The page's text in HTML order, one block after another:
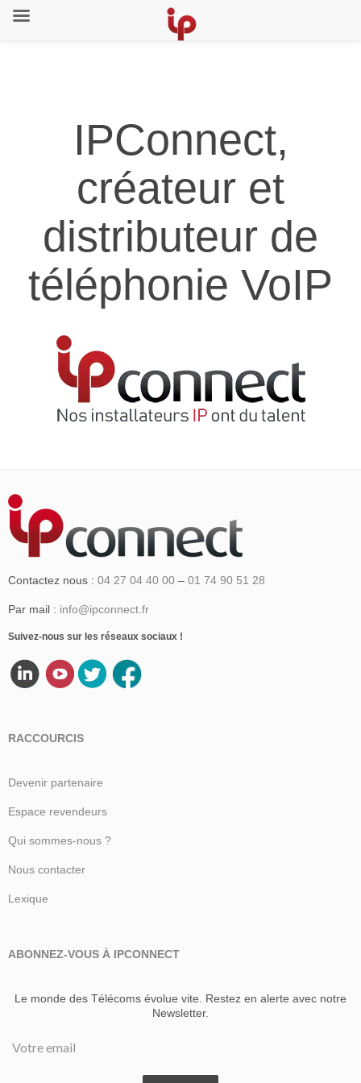
IPConnect,
créateur et
distributeur de
téléphonie VoIP
Contactez nous : 04 27 04 40 00 – 01 74 90 51 28
Par mail : info@ipconnect.fr
Suivez-nous sur les réseaux sociaux !
RACCOURCIS
Devenir partenaire
Espace revendeurs
Qui sommes-nous ?
Nous contacter
Lexique
ABONNEZ-VOUS À IPCONNECT
Le monde des Télécoms évolue vite. Restez en alerte avec notre
Newsletter.